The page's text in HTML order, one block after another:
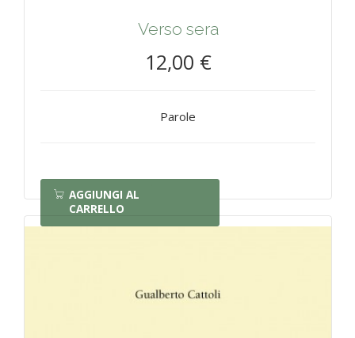
Verso sera
12,00 €
Parole
AGGIUNGI AL
CARRELLO